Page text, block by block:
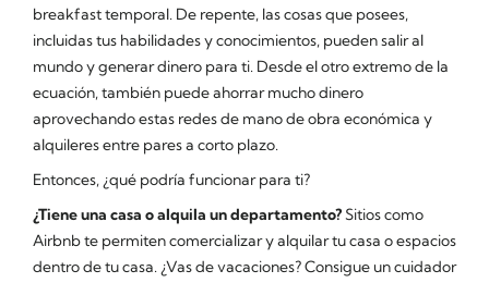
breakfast temporal. De repente, las cosas que posees,
incluidas tus habilidades y conocimientos, pueden salir al
mundo y generar dinero para ti. Desde el otro extremo de la
ecuación, también puede ahorrar mucho dinero
aprovechando estas redes de mano de obra económica y
alquileres entre pares a corto plazo.
Entonces, ¿qué podría funcionar para ti?
¿Tiene una casa o alquila un departamento?Sitios como
Airbnb te permiten comercializar y alquilar tu casa o espacios
dentro de tu casa. ¿Vas de vacaciones? Consigue un cuidador